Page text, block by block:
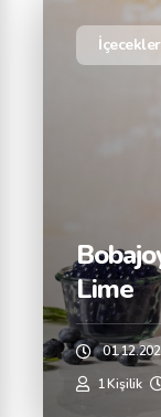
İçecekler
Lime
1 Kişilik